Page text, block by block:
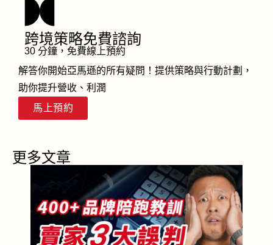
跨境策略免費諮詢
30 分鐘，免費線上預約
解答你開始亞馬遜的所有疑問！提供策略與行動計劃，
助你提升營收、利潤
馬上預約
更多文章